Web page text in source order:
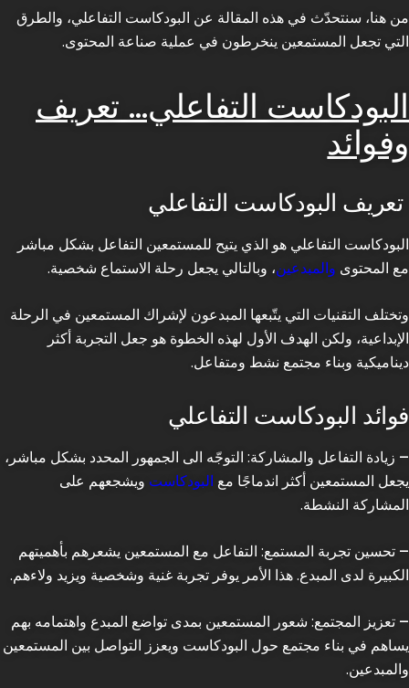
من هنا، سنتحدّث في هذه المقالة عن البودكاست التفاعلي، والطرق
التي تجعل المستمعين ينخرطون في عملية صناعة المحتوى.
البودكاست التفاعلي… تعريف
وفوائد
تعريف البودكاست التفاعلي
البودكاست التفاعلي هو الذي يتيح للمستمعين التفاعل بشكل مباشر
مع المحتوى والمبدعين، وبالتالي يجعل رحلة الاستماع شخصية.
وتختلف التقنيات التي يتّبعها المبدعون لإشراك المستمعين في الرحلة
الإبداعية، ولكن الهدف الأول لهذه الخطوة هو جعل التجربة أكثر
ديناميكية وبناء مجتمع نشط ومتفاعل.
فوائد البودكاست التفاعلي
– زيادة التفاعل والمشاركة: التوجّه الى الجمهور المحدد بشكل مباشر،
يجعل المستمعين أكثر اندماجًا مع البودكاست ويشجعهم على
المشاركة النشطة.
– تحسين تجربة المستمع: التفاعل مع المستمعين يشعرهم بأهميتهم
الكبيرة لدى المبدع. هذا الأمر يوفر تجربة غنية وشخصية ويزيد ولاءهم.
– تعزيز المجتمع: شعور المستمعين بمدى تواضع المبدع واهتمامه بهم
يساهم في بناء مجتمع حول البودكاست ويعزز التواصل بين المستمعين
والمبدعين.